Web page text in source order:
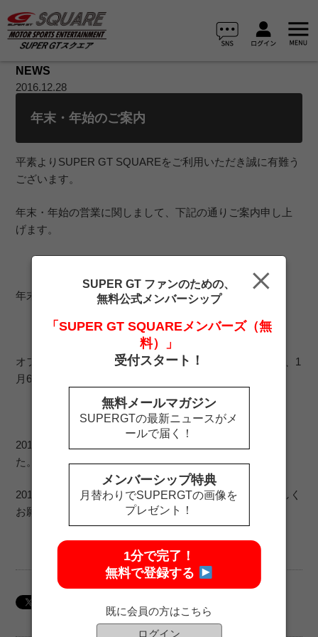
NEWS
2016.12.28
年末・年始のご案内
平素よりSUPER GT SQUAREをご利用いただき誠に有難う
ございます。
年末・年始の営業に関しまして、下記の通りご案内申し上
げます。
年末年始休暇 ： 2016年12月29日～2017年1月4日
オフィシャルWEBショップにてご注文いただいた商品は、1
月6日より順次発送いたします。
2016シーズンはたいへんお世話になり有難うございまし
た。
2017シーズンもSUPER GT SQUAREをご愛顧の程、宜しく
お願い申し上げます。
SUPER GT ファンのための、
無料公式メンバーシップ
「SUPER GT SQUAREメンバーズ（無
料）」
受付スタート！
無料メールマガジン
SUPERGTの最新ニュースがメ
ールで届く！
メンバーシップ特典
月替わりでSUPERGTの画像を
プレゼント！
1分で完了！
無料で登録する
既に会員の方はこちら
ログイン